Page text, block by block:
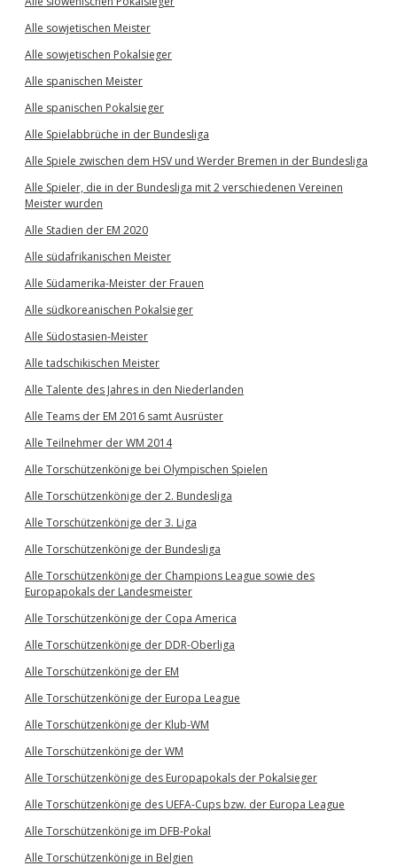
Alle sowjetischen Meister
Alle sowjetischen Pokalsieger
Alle spanischen Meister
Alle spanischen Pokalsieger
Alle Spielabbrüche in der Bundesliga
Alle Spiele zwischen dem HSV und Werder Bremen in der Bundesliga
Alle Spieler, die in der Bundesliga mit 2 verschiedenen Vereinen
Meister wurden
Alle Stadien der EM 2020
Alle südafrikanischen Meister
Alle Südamerika-Meister der Frauen
Alle südkoreanischen Pokalsieger
Alle Südostasien-Meister
Alle tadschikischen Meister
Alle Talente des Jahres in den Niederlanden
Alle Teams der EM 2016 samt Ausrüster
Alle Teilnehmer der WM 2014
Alle Torschützenkönige bei Olympischen Spielen
Alle Torschützenkönige der 2. Bundesliga
Alle Torschützenkönige der 3. Liga
Alle Torschützenkönige der Bundesliga
Alle Torschützenkönige der Champions League sowie des
Europapokals der Landesmeister
Alle Torschützenkönige der Copa America
Alle Torschützenkönige der DDR-Oberliga
Alle Torschützenkönige der EM
Alle Torschützenkönige der Europa League
Alle Torschützenkönige der Klub-WM
Alle Torschützenkönige der WM
Alle Torschützenkönige des Europapokals der Pokalsieger
Alle Torschützenkönige des UEFA-Cups bzw. der Europa League
Alle Torschützenkönige im DFB-Pokal
Alle Torschützenkönige in Belgien